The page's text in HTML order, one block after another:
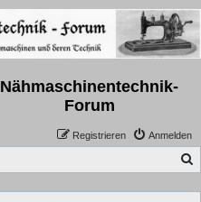
Nähmaschinentechnik-
Forum
Anmelden
Registrieren